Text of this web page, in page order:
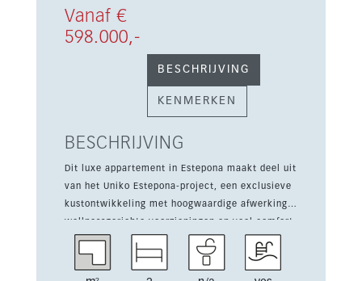
Vanaf €
598.000,-
BESCHRIJVING
KENMERKEN
BESCHRIJVING
Dit luxe appartement in Estepona maakt deel uit
van het Uniko Estepona-project, een exclusieve
kustontwikkeling met hoogwaardige afwerking,
wellnessgerichte voorzieningen en veel comfort.
De woning beschikt over 2 slaapkamers, 24-
uursbeveiliging, airconditioning warm/koud, een